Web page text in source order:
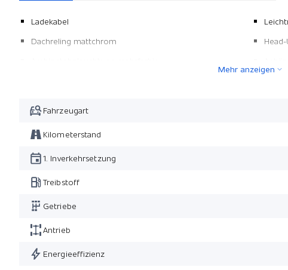
Ladekabel
Dachreling mattchrom
Vordersitze 12-fach el. verst. u. heizbar/ Memory für
Fahrer
Panoramadach
Mehr anzeigen
Fahrzeugart
Kilometerstand
1. Inverkehrsetzung
Treibstoff
Getriebe
Antrieb
Energieeffizienz